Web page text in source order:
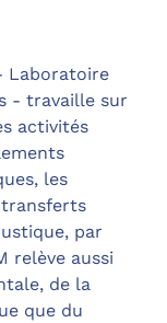
Laboratoire
- travaille sur
activités
les
par
relève aussi
de la
que du